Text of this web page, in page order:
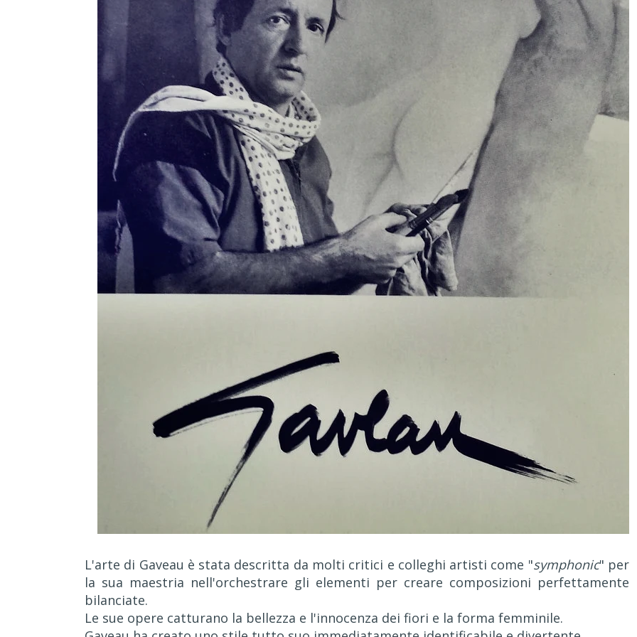
L'arte di Gaveau è stata descritta da molti critici e colleghi artisti come "symphonic" per
la sua maestria nell'orchestrare gli elementi per creare composizioni perfettamente
bilanciate.
Le sue opere catturano la bellezza e l'innocenza dei fiori e la forma femminile.